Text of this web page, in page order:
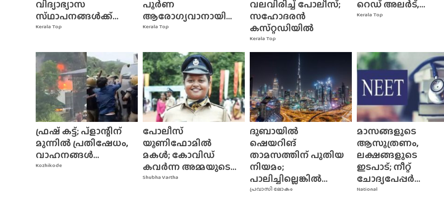
Kerala Top
വിദ്യാഭ്യാസ
സ്‌ഥാപനങ്ങൾക്ക്‌...
Kerala Top
പൂർണ
ആരോഗ്യവാനായി...
Kerala Top
വലവിരിച്ച് പോലീസ്;
സഹോദരൻ
കസ്‌റ്റഡിയിൽ
Kerala Top
റെഡ് അലർട്,...
Kozhikode
ഫ്രഷ് കട്ട്; പ്ളാന്റിന്
മുന്നിൽ പ്രതിഷേധം,
വാഹനങ്ങൾ...
Shubha Vartha
പോലീസ്
യൂണിഫോമിൽ
മകൾ; കോവിഡ്
കവർന്ന അമ്മയുടെ...
പ്രവാസി ലോകം
ദുബായിൽ
ഷെയറിങ്
താമസത്തിന് പുതിയ
നിയമം;
പാലിച്ചില്ലെങ്കിൽ...
National
മാസങ്ങളുടെ
ആസൂത്രണം,
ലക്ഷങ്ങളുടെ
ഇടപാട്; നീറ്റ്
ചോദ്യപേപ്പർ...